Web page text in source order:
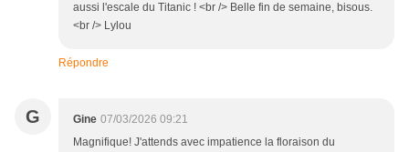
aussi l'escale du Titanic ! <br /> Belle fin de semaine, bisous.
<br /> Lylou
Répondre
G Gine 07/03/2026 09:21
Magnifique! J'attends avec impatience la floraison du